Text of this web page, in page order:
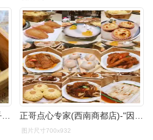
图片尺寸700x932